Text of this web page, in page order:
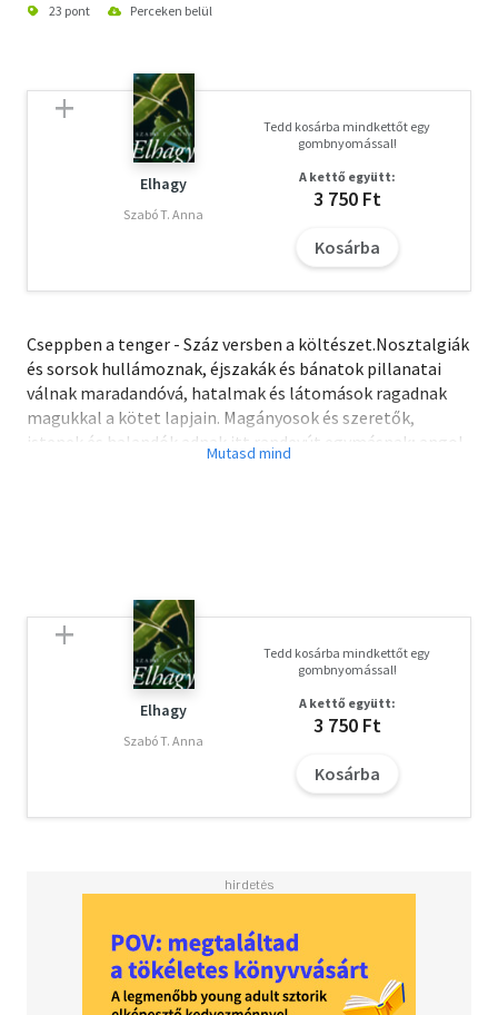
23 pont Perceken belül
Elhagy
Szabó T. Anna
Tedd kosárba mindkettőt egy
gombnyomással!
A kettő együtt:
3 750 Ft
Kosárba
Cseppben a tenger - Száz versben a költészet.Nosztalgiák
és sorsok hullámoznak, éjszakák és bánatok pillanatai
válnak maradandóvá, hatalmak és látomások ragadnak
magukkal a kötet lapjain. Magányosok és szeretők,
istenek és halandók adnak itt randevút egymásnak; angol
és francia, görög és latin, német és olasz költők, versek
Elhagy
Szabó T. Anna
Tedd kosárba mindkettőt egy
gombnyomással!
A kettő együtt:
3 750 Ft
Kosárba